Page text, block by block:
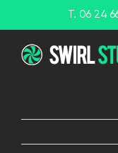
T. 06 24